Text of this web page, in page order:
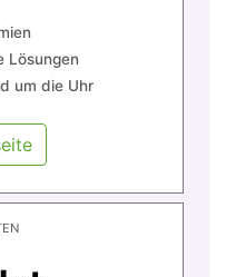
Lösungen
um die Uhr